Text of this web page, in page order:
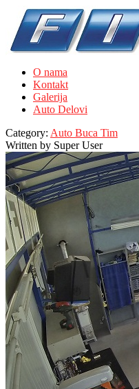
O nama
Kontakt
Galerija
Auto Delovi
Category: Auto Buca Tim
Written by Super User